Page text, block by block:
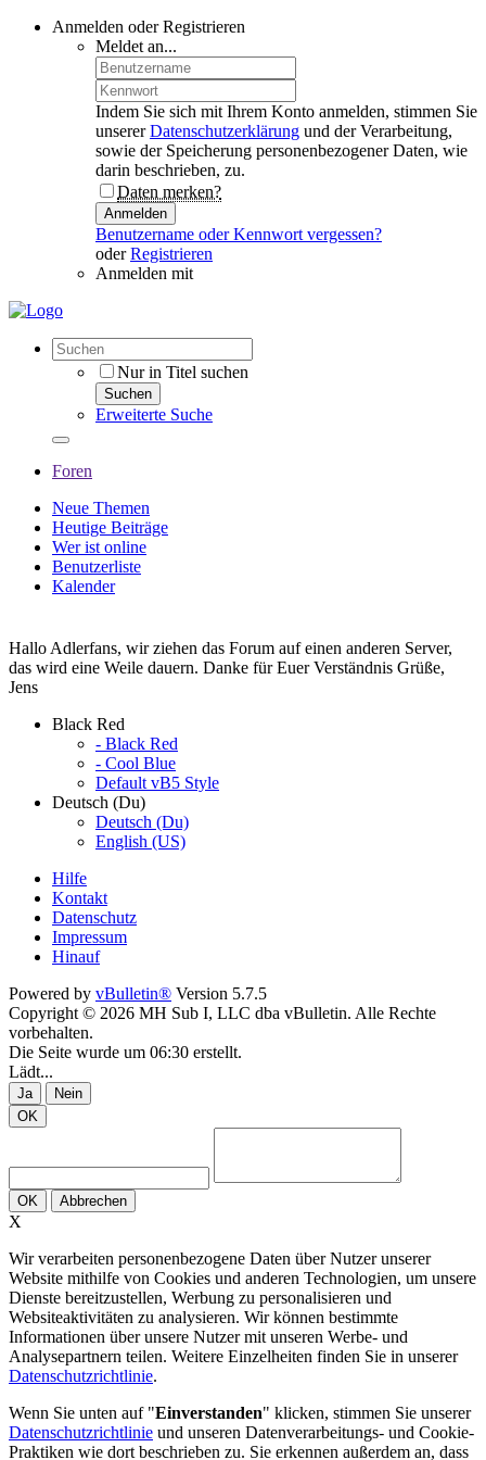
Anmelden oder Registrieren
Meldet an...
Indem Sie sich mit Ihrem Konto anmelden, stimmen Sie
unsererDatenschutzerklärung und der Verarbeitung,
sowie der Speicherung personenbezogener Daten, wie
darin beschrieben, zu.
Daten merken?
Anmelden
Benutzername oder Kennwort vergessen?
oderRegistrieren
Anmelden mit
Nur in Titel suchen
Suchen
Erweiterte Suche
Foren
Neue Themen
Heutige Beiträge
Wer ist online
Benutzerliste
Kalender
Hallo Adlerfans, wir ziehen das Forum auf einen anderen Server,
das wird eine Weile dauern. Danke für Euer Verständnis Grüße,
Jens
Black Red
- Black Red
- Cool Blue
Default vB5 Style
Deutsch (Du)
Deutsch (Du)
English (US)
Hilfe
Kontakt
Datenschutz
Impressum
Hinauf
Powered by vBulletin® Version 5.7.5
Copyright © 2026 MH Sub I, LLC dba vBulletin. Alle Rechte
vorbehalten.
Die Seite wurde um 06:30 erstellt.
Lädt...
Ja
Nein
OK
OK Abbrechen
X
Wir verarbeiten personenbezogene Daten über Nutzer unserer
Website mithilfe von Cookies und anderen Technologien, um unsere
Dienste bereitzustellen, Werbung zu personalisieren und
Websiteaktivitäten zu analysieren. Wir können bestimmte
Informationen über unsere Nutzer mit unseren Werbe- und
Analysepartnern teilen. Weitere Einzelheiten finden Sie in unserer
Datenschutzrichtlinie.
Wenn Sie unten auf "Einverstanden" klicken, stimmen Sie unserer
Datenschutzrichtlinie und unseren Datenverarbeitungs- und Cookie-
Praktiken wie dort beschrieben zu. Sie erkennen außerdem an, dass